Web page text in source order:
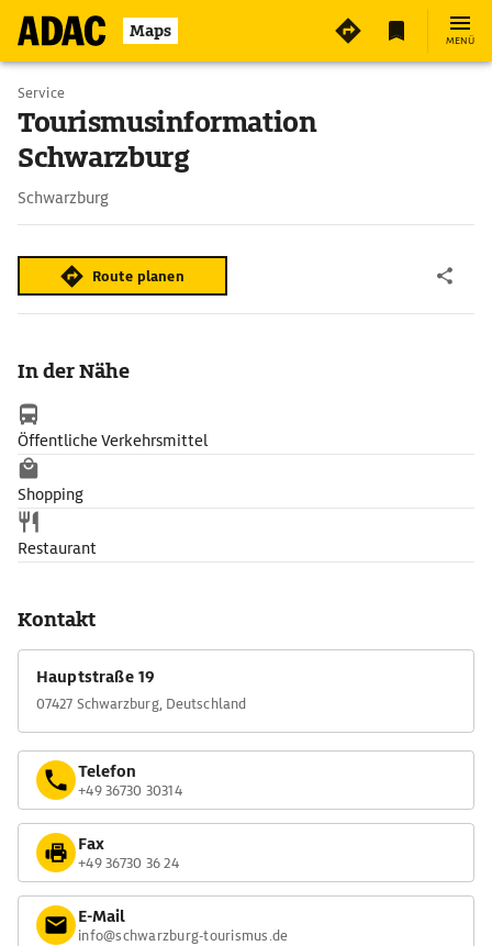
Maps MENÜ
Service
Tourismusinformation
Schwarzburg
Schwarzburg
Route planen
In der Nähe
Öffentliche Verkehrsmittel
Shopping
Restaurant
Kontakt
Hauptstraße 19
07427 Schwarzburg, Deutschland
Telefon
+49 36730 30314
Fax
+49 36730 36 24
E-Mail
info@schwarzburg-tourismus.de